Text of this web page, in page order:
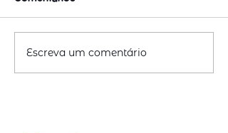
Emitir ou Renovar
Passaporte com
Escreva um comentário